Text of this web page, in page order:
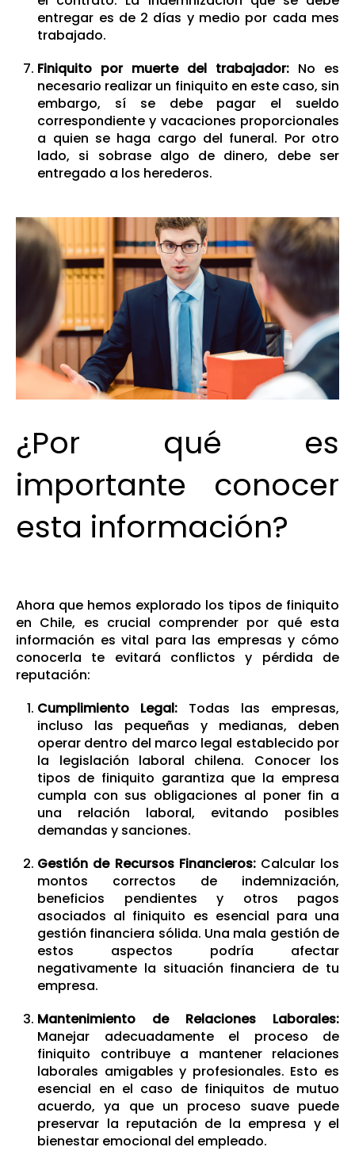
entregar es de 2 días y medio por cada mes
trabajado.
Finiquito por muerte del trabajador: No es
necesario realizar un finiquito en este caso, sin
embargo, sí se debe pagar el sueldo
correspondiente y vacaciones proporcionales
a quien se haga cargo del funeral. Por otro
lado, si sobrase algo de dinero, debe ser
entregado a los herederos.
¿Por qué es
importante conocer
esta información?
Ahora que hemos explorado los tipos de finiquito
en Chile, es crucial comprender por qué esta
información es vital para las empresas y cómo
conocerla te evitará conflictos y pérdida de
reputación:
Cumplimiento Legal: Todas las empresas,
incluso las pequeñas y medianas, deben
operar dentro del marco legal establecido por
la legislación laboral chilena. Conocer los
tipos de finiquito garantiza que la empresa
cumpla con sus obligaciones al poner fin a
una relación laboral, evitando posibles
demandas y sanciones.
Gestión de Recursos Financieros:Calcular los
montos correctos de indemnización,
beneficios pendientes y otros pagos
asociados al finiquito es esencial para una
gestión financiera sólida. Una mala gestión de
estos aspectos podría afectar
negativamente la situación financiera de tu
empresa.
Mantenimiento de Relaciones Laborales:
Manejar adecuadamente el proceso de
finiquito contribuye a mantener relaciones
laborales amigables y profesionales. Esto es
esencial en el caso de finiquitos de mutuo
acuerdo, ya que un proceso suave puede
preservar la reputación de la empresa y el
bienestar emocional del empleado.